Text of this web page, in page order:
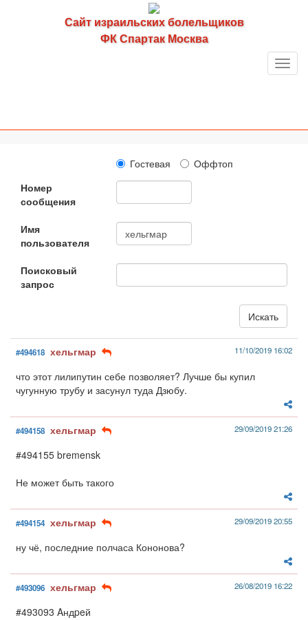
Сайт израильских болельщиков
ФК Спартак Москва
Гостевая
Оффтоп
Номер
сообщения
Имя
пользователя
Поисковый
запрос
#494618 хельгмар 11/10/2019 16:02
что этот лилипутин себе позволяет? Лучше бы купил
чугунную трубу и засунул туда Дзюбу.
#494158 хельгмар 29/09/2019 21:26
#494155 bremensk
Не может быть такого
#494154 хельгмар 29/09/2019 20:55
ну чё, последние полчаса Кононова?
#493096 хельгмар 26/08/2019 16:22
#493093 Aндpeй